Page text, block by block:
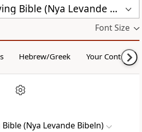
Swedish New Living Bible (Nya Levande Bibeln) (SVL)
Font Size
Hebrew/Greek Your Content
(Nya Levande Bibeln)